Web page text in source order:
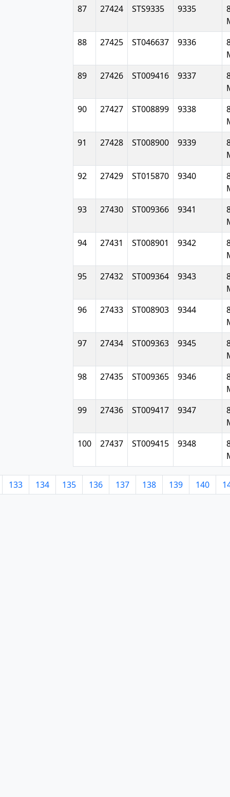
87 27424 STS9335 9335
88
27425 ST046637 9336
89
27426 ST009416 9337
90
27427 ST008899 9338
91
27428 ST008900 9339
92
27429 ST015870 9340
93
27430 ST009366 9341
94
27431 ST008901 9342
95
27432 ST009364 9343
96
27433 ST008903 9344
97
27434 ST009363 9345
98
27435 ST009365 9346
99
27436 ST009417 9347
100
27437 ST009415 9348
133 134 135 136 137 138 139 140